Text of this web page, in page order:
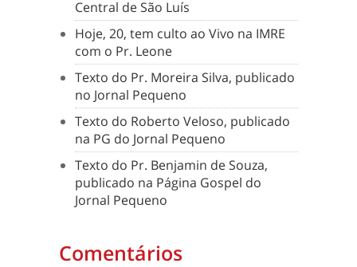
Central de São Luís
Hoje, 20, tem culto ao Vivo na IMRE
com o Pr. Leone
Texto do Pr. Moreira Silva, publicado
no Jornal Pequeno
Texto do Roberto Veloso, publicado
na PG do Jornal Pequeno
Texto do Pr. Benjamin de Souza,
publicado na Página Gospel do
Jornal Pequeno
Comentários